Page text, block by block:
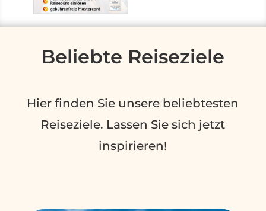
Beliebte Reiseziele
Hier finden Sie unsere beliebtesten
Reiseziele. Lassen Sie sich jetzt
inspirieren!